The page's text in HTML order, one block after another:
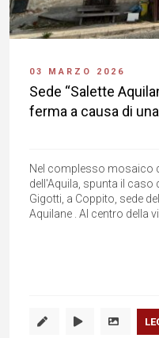
03 MARZO 2026
Sede “Salette
ferma a causa di
Nel complesso mosaico
dell'Aquila, spunta il caso
Gigotti, a Coppito, sede
Aquilane . Al centro della